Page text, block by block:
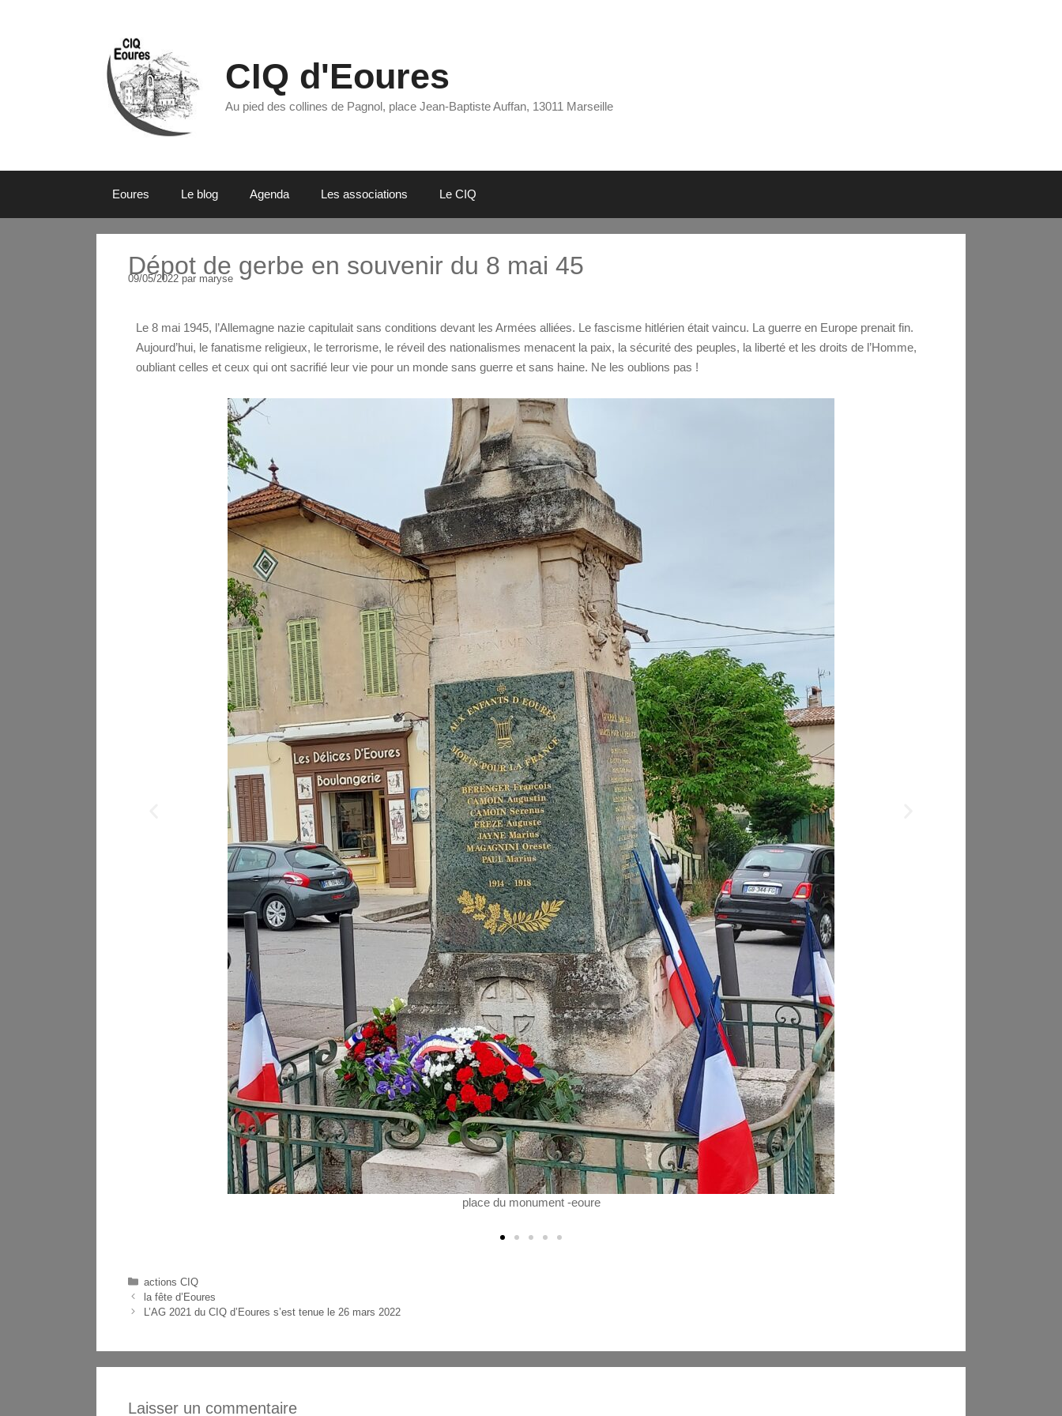
CIQ d'Eoures
Au pied des collines de Pagnol, place Jean-Baptiste Auffan, 13011 Marseille
Eoures Le blog Agenda Les associations Le CIQ
Dépot de gerbe en souvenir du 8 mai 45
09/05/2022 par maryse
Le 8 mai 1945, l’Allemagne nazie capitulait sans conditions devant les Armées alliées. Le fascisme hitlérien était vaincu. La guerre en Europe prenait fin.
Aujourd’hui, le fanatisme religieux, le terrorisme, le réveil des nationalismes menacent la paix, la sécurité des peuples, la liberté et les droits de l’Homme,
oubliant celles et ceux qui ont sacrifié leur vie pour un monde sans guerre et sans haine. Ne les oublions pas !
recueillement en souvenir des victimes
actions CIQ
la fête d’Eoures
L’AG 2021 du CIQ d’Eoures s’est tenue le 26 mars 2022
Laisser un commentaire